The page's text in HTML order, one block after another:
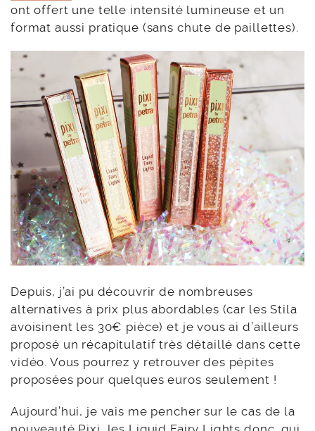
ont offert une telle intensité lumineuse et un
format aussi pratique (sans chute de paillettes).
Depuis, j’ai pu découvrir de nombreuses
alternatives à prix plus abordables (car les Stila
avoisinent les 30€ pièce) et je vous ai d’ailleurs
proposé un récapitulatif très détaillé dans cette
vidéo. Vous pourrez y retrouver des pépites
proposées pour quelques euros seulement !
Aujourd’hui, je vais me pencher sur le cas de la